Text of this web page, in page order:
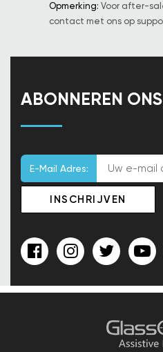
Opmerking: Voor after-
contact met ons op
ABONNEREN
E-Mail Adres: